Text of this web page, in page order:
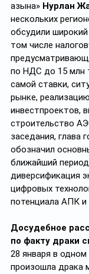
Қазына» Нурлан
нескольких
обсудили широкий
том числе
по НДС до 15 млн
самой ставки,
рынке,
инвестпроектов,
строительство
заседания, глава
обозначил
ближайший
диверсификация
цифровых
потенциала АПК и
Досудебное
по факту драки
28 января в
произошла драка